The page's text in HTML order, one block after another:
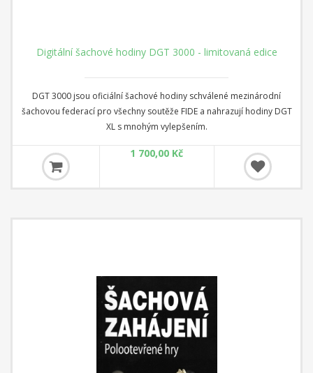
Digitální šachové hodiny DGT 3000 - limitovaná edice
DGT 3000 jsou oficiální šachové hodiny schválené mezinárodní
šachovou federací pro všechny soutěže FIDE a nahrazují hodiny DGT
XL s mnohým vylepšením.
1 700,00 Kč